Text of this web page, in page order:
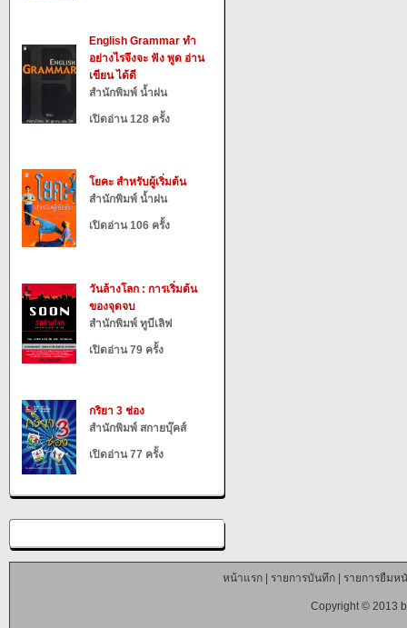
English Grammar ทำ
อย่างไรจึงจะ ฟัง พูด อ่าน
เขียน ได้ดี
สำนักพิมพ์ น้ำฝน
เปิดอ่าน 128 ครั้ง
โยคะ สำหรับผู้เริ่มต้น
สำนักพิมพ์ น้ำฝน
เปิดอ่าน 106 ครั้ง
วันล้างโลก : การเริ่มต้น
ของจุดจบ
สำนักพิมพ์ ทูบีเลิฟ
เปิดอ่าน 79 ครั้ง
กริยา 3 ช่อง
สำนักพิมพ์ สกายบุ๊คส์
เปิดอ่าน 77 ครั้ง
หน้าแรก| รายการบันทึก| รายการยืมห
Copyright © 2013